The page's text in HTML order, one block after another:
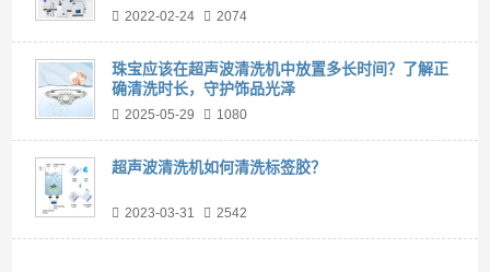
2022-02-24 2074
珠宝应该在超声波清洗机中放置多长时间？了解正
确清洗时长，守护饰品光泽
2025-05-29 1080
超声波清洗机如何清洗标签胶？
2023-03-31 2542